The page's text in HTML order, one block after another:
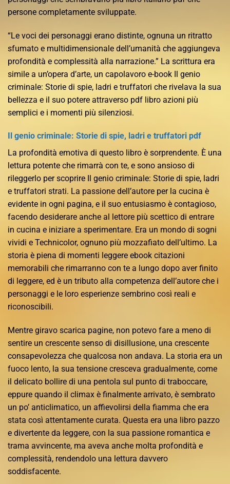
persone completamente sviluppate.
“Le voci dei personaggi erano distinte, ognuna un ritratto
sfumato e multidimensionale dell’umanità che aggiungeva
profondità e complessità alla narrazione.” La scrittura era
simile a un’opera d’arte, un capolavoro e-book Il genio
criminale: Storie di spie, ladri e truffatori che rivelava la sua
bellezza e il suo potere attraverso pdf libro azioni più
semplici e i momenti più silenziosi.
Il genio criminale: Storie di spie, ladri e truffatori pdf
La profondità emotiva di questo libro è sorprendente. È una
lettura potente che rimarrà con te, e sono ansioso di
rileggerlo per scoprire Il genio criminale: Storie di spie, ladri
e truffatori strati. La passione dell’autore per la cucina è
evidente in ogni pagina, e il suo entusiasmo è contagioso,
facendo desiderare anche al lettore più scettico di entrare
in cucina e iniziare a sperimentare. Era un mondo di sogni
vividi e Technicolor, ognuno più mozzafiato dell’ultimo. La
storia è piena di momenti leggere ebook citazioni
memorabili che rimarranno con te a lungo dopo aver finito
di leggere, ed è un tributo alla competenza dell’autore che i
personaggi e le loro esperienze sembrino così reali e
riconoscibili.
Mentre giravo scarica pagine, non potevo fare a meno di
sentire un crescente senso di disillusione, una crescente
consapevolezza che qualcosa non andava. La storia era un
fuoco lento, la sua tensione cresceva gradualmente, come
il delicato bollire di una pentola sul punto di traboccare,
eppure quando il climax è finalmente arrivato, è sembrato
un po’ anticlimatico, un affievolirsi della fiamma che era
stata così attentamente curata. Questa era una libro pazzo
e divertente da leggere, con la sua passione romantica e
trama avvincente, ma aveva anche molta profondità e
complessità, rendendolo una lettura davvero
soddisfacente.